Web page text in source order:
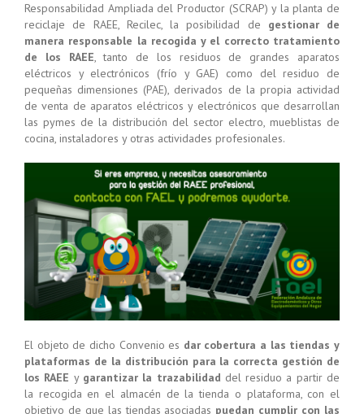
Responsabilidad Ampliada del Productor (SCRAP) y la planta de
reciclaje de RAEE, Recilec, la posibilidad de gestionar de
manera responsable la recogida y el correcto tratamiento
de los RAEE, tanto de los residuos de grandes aparatos
eléctricos y electrónicos (frío y GAE) como del residuo de
pequeñas dimensiones (PAE), derivados de la propia actividad
de venta de aparatos eléctricos y electrónicos que desarrollan
las pymes de la distribución del sector electro, mueblistas de
cocina, instaladores y otras actividades profesionales.
El objeto de dicho Convenio es dar cobertura a las tiendas y
plataformas de la distribución para la correcta gestión de
los RAEE y garantizar la trazabilidad del residuo a partir de
la recogida en el almacén de la tienda o plataforma, con el
objetivo de que las tiendas asociadas puedan cumplir con las